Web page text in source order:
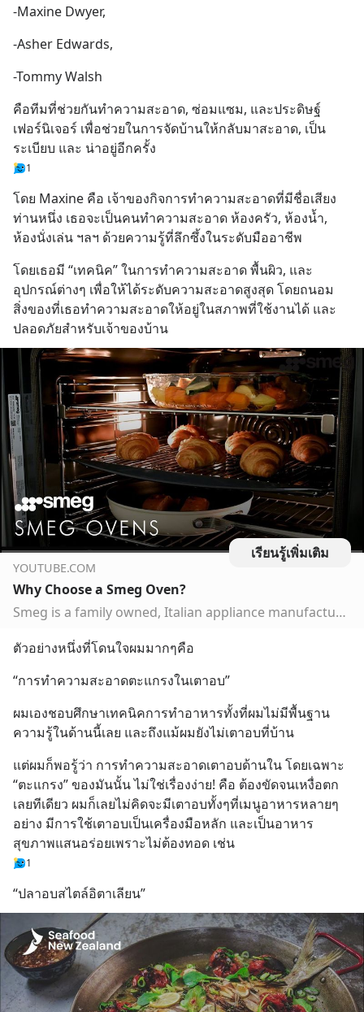
-Maxine Dwyer,
-Asher Edwards,
-Tommy Walsh
คือทีมที่ช่วยกันทำความสะอาด, ซ่อมแซม, และประดิษฐ์
เฟอร์นิเจอร์ เพื่อช่วยในการจัดบ้านให้กลับมาสะอาด, เป็น
ระเบียบ และ น่าอยู่อีกครั้ง
1
โดย Maxine คือ เจ้าของกิจการทำความสะอาดที่มีชื่อเสียง
ท่านหนึ่ง เธอจะเป็นคนทำความสะอาด ห้องครัว, ห้องน้ำ,
ห้องนั่งเล่น ฯลฯ ด้วยความรู้ที่ลึกซึ้งในระดับมืออาชีพ
โดยเธอมี “เทคนิค” ในการทำความสะอาด พื้นผิว, และ
อุปกรณ์ต่างๆ เพื่อให้ได้ระดับความสะอาดสูงสุด โดยถนอม
สิ่งของที่เธอทำความสะอาดให้อยู่ในสภาพที่ใช้งานได้ และ
ปลอดภัยสำหรับเจ้าของบ้าน
เรียนรู้เพิ่มเติม
YOUTUBE.COM
Why Choose a Smeg Oven?
Smeg is a family owned, Italian appliance manufacturer, with a passion for fantastic food and amazing design. Create amazing dishes with Smeg ovens, availabl...
ตัวอย่างหนึ่งที่โดนใจผมมากๆคือ
“การทำความสะอาดตะแกรงในเตาอบ”
ผมเองชอบศึกษาเทคนิคการทำอาหารทั้งที่ผมไม่มีพื้นฐาน
ความรู้ในด้านนี้เลย และถึงแม้ผมยังไม่เตาอบที่บ้าน
แต่ผมก็พอรู้ว่า การทำความสะอาดเตาอบด้านใน โดยเฉพาะ
“ตะแกรง” ของมันนั้น ไม่ใช่เรื่องง่าย! คือ ต้องขัดจนเหงื่อตก
เลยทีเดียว ผมก็เลยไม่คิดจะมีเตาอบทั้งๆที่เมนูอาหารหลายๆ
อย่าง มีการใช้เตาอบเป็นเครื่องมือหลัก และเป็นอาหาร
สุขภาพแสนอร่อยเพราะไม่ต้องทอด เช่น
1
“ปลาอบสไตล์อิตาเลียน”